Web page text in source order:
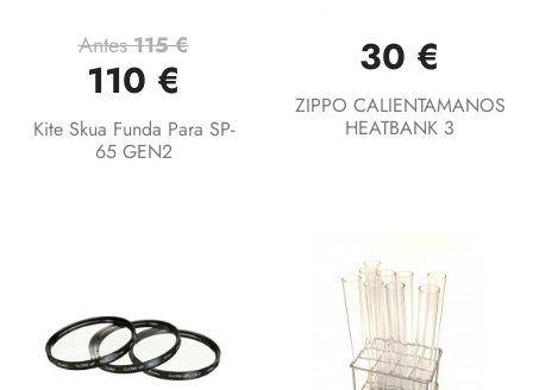
Antes115 €
110 €
Kite Skua Funda Para SP-
65 GEN2
30 €
ZIPPO CALIENTAMANOS
HEATBANK 3